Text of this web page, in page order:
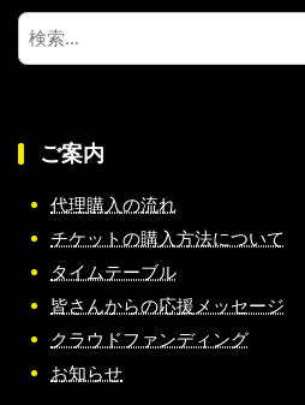
検
索:
ご案内
代理購入の流れ
チケットの購入方法について
タイムテーブル
皆さんからの応援メッセージ
クラウドファンディング
お知らせ